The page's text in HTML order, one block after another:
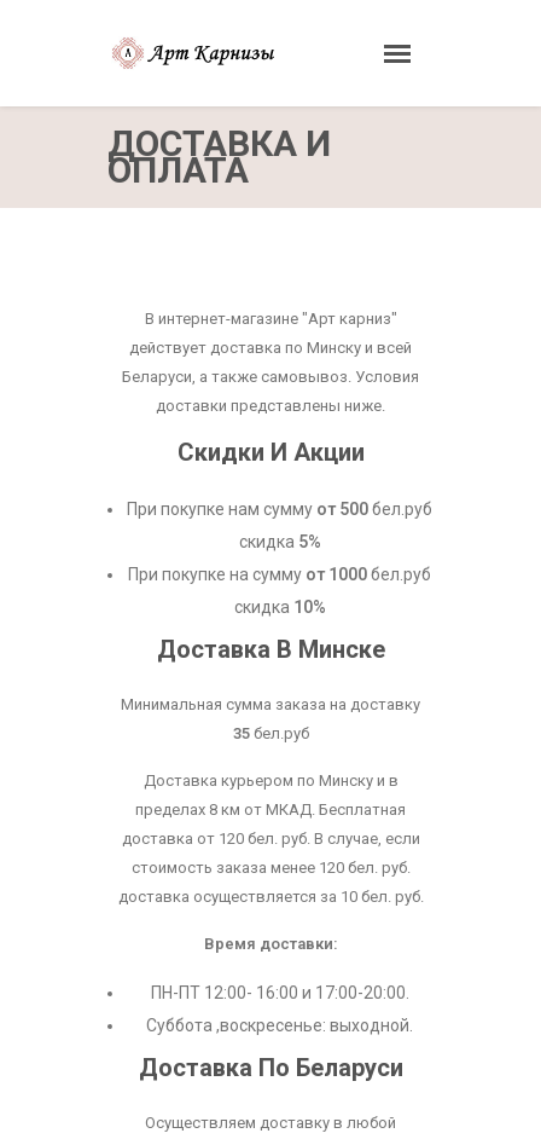
ДОСТАВКА И
ОПЛАТА
В интернет-магазине "Арт карниз"
действует доставка по Минску и всей
Беларуси, а также самовывоз. Условия
доставки представлены ниже.
Скидки И Акции
При покупке нам сумму от 500бел.руб
скидка 5%
При покупке на сумму от 1000бел.руб
скидка 10%
Доставка В Минске
Минимальная сумма заказа на доставку
35 бел.руб
Доставка курьером по Минску и в
пределах 8 км от МКАД. Бесплатная
доставка от 120 бел. руб. В случае, если
стоимость заказа менее 120 бел. руб.
доставка осуществляется за 10 бел. руб.
Время доставки:
ПН-ПТ 12:00- 16:00 и 17:00-20:00.
Суббота ,воскресенье: выходной.
Доставка По Беларуси
Осуществляем доставку в любой